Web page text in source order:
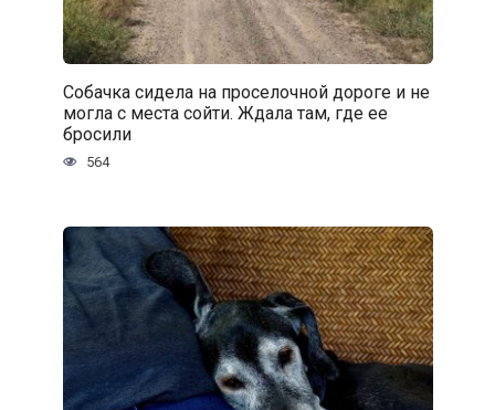
Собачка сидела на проселочной дороге и не
могла с места сойти. Ждала там, где ее
бросили
564